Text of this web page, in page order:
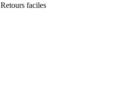
Retours faciles